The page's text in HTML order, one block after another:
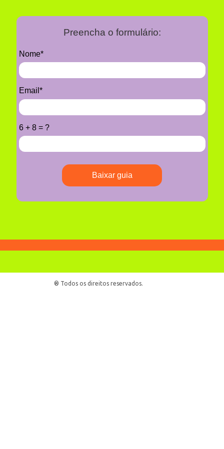
Preencha o formulário:
Nome*
Email*
6 + 8 = ?
Baixar guia
® Todos os direitos reservados.